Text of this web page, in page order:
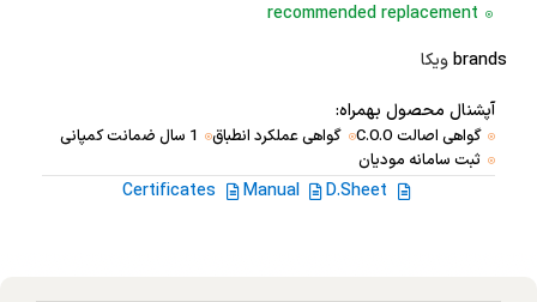
recommended replacement
brandsویکا
آپشنال محصول بهمراه:
گواهی اصالت C.O.O گواهی عملکرد انطباق
1 سال ضمانت کمپانی
ثبت سامانه مودیان
D.Sheet
Manual
Certificates